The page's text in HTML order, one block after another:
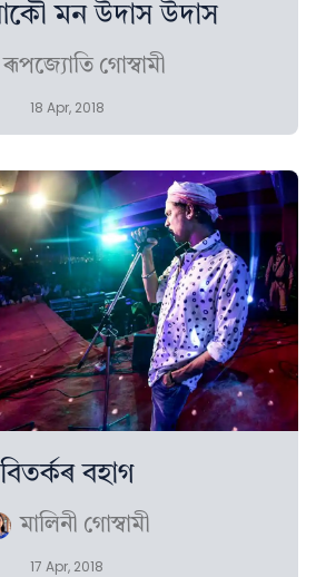
মন উদাস উদাস
ৰূপজ্যোতি গোস্বামী
18 Apr, 2018
বিতর্কৰ বহাগ
মালিনী গোস্বামী
17 Apr, 2018